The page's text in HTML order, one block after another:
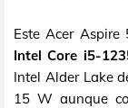
Este Acer
Intel Core i5-
Intel Alder Lake
15 W aunque